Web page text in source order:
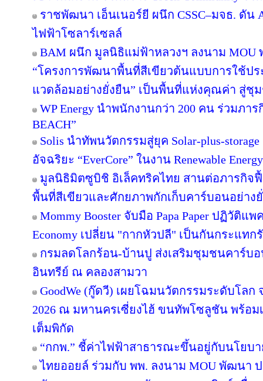
ราชพัฒนา เอ็นเนอร์ยี ผนึก CSSC–มจธ. ดัน
ไฟฟ้าโซลาร์เซลล์
BAM ผนึก มูลนิธิแม่ฟ้าหลวงฯ ลงนาม MOU
“โครงการพัฒนาพื้นที่สีเขียวต้นแบบการใช้ป
แวดล้อมอย่างยั่งยืน” เป็นพื้นที่แห่งคุณค่า สู่ชุ
WP Energy นำพนักงานกว่า 200 คน ร่วมภาร
BEACH”
Solis นำทัพนวัตกรรมสู่ยุค Solar-plus-
อัจฉริยะ “EverCore” ในงาน Renewable
มูลนิธิมิตซูบิชิ อิเล็คทริคไทย สานต่อภารกิ
พื้นที่สีเขียวและศักยภาพกักเก็บคาร์บอนอย่าง
Mommy Booster จับมือ Papa Paper ปฏิวัติแ
Economy เปลี่ยน "กากหัวปลี" เป็นกันกระแทก
กรมลดโลกร้อน-บ้านปู ส่งเสริมชุมชนคาร์บ
อินทรีย์ ณ คลองสามวา
GoodWe (กู๊ดวี) เผยโฉมนวัตกรรมระดับโลก
2026 ณ มหานครเซี่ยงไฮ้ ขนทัพโซลูชัน พร้อ
เต็มพิกัด
“กกพ.” ชี้ค่าไฟฟ้าสาธารณะขึ้นอยู่กับนโยบา
ไทยออยล์ ร่วมกับ พพ. ลงนาม MOU พัฒนา